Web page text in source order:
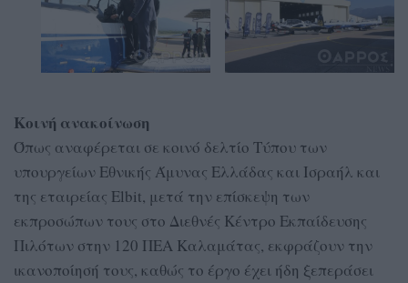
Κοινή ανακοίνωση
Όπως αναφέρεται σε κοινό δελτίο Τύπου των
υπουργείων Εθνικής Άμυνας Ελλάδας και Ισραήλ και
της εταιρείας Elbit, μετά την επίσκεψη των
εκπροσώπων τους στο Διεθνές Κέντρο Εκπαίδευσης
Πιλότων στην 120 ΠΕΑ Καλαμάτας, εκφράζουν την
ικανοποίησή τους, καθώς το έργο έχει ήδη ξεπεράσει